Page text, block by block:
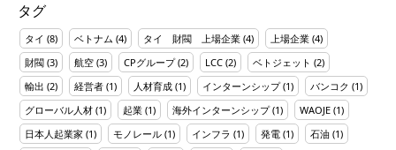
タグ
タイ (8) ベトナム (4) タイ 財閥 上場企業 (4) 上場企業 (4)
財閥 (3) 航空 (3) CPグループ(2) LCC (2) ベトジェット (2)
輸出 (2) 経営者 (1) 人材育成 (1) インターンシップ(1) バンコク (1)
グローバル人材 (1) 起業 (1) 海外インターンシップ(1) WAOJE (1)
日本人起業家 (1) モノレール (1) インフラ (1) 発電 (1) 石油 (1)